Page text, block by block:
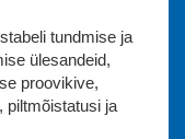
tundmise ja
ülesandeid,
proovikive,
piltmõistatusi ja